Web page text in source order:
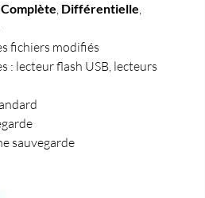
Complète, Différentielle
fichiers modifiés
: lecteur flash USB, lecteurs
sauvegarde